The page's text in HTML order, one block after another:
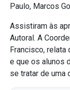
Paulo, Marcos
Assistiram às
Autoral. A
Francisco,
e que os alunos
se tratar de uma